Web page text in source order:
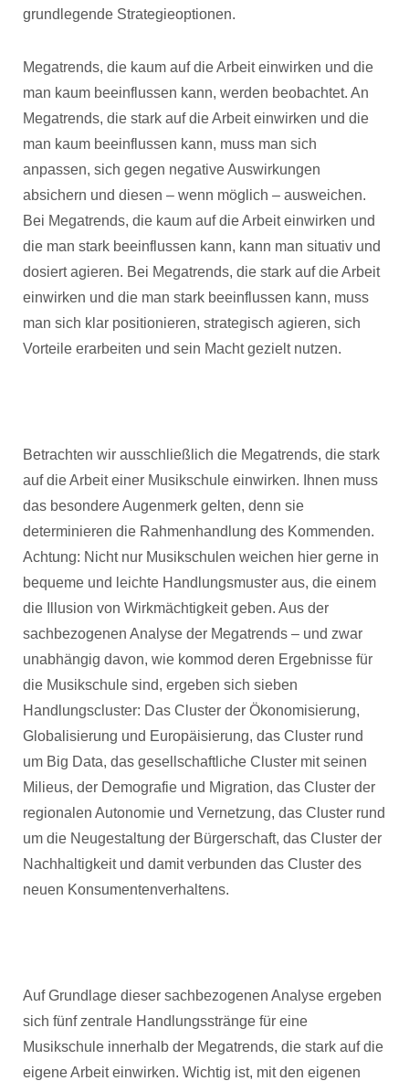
grundlegende Strategieoptionen.
Megatrends, die kaum auf die Arbeit einwirken und die
man kaum beeinflussen kann, werden beobachtet. An
Megatrends, die stark auf die Arbeit einwirken und die
man kaum beeinflussen kann, muss man sich
anpassen, sich gegen negative Auswirkungen
absichern und diesen – wenn möglich – ausweichen.
Bei Megatrends, die kaum auf die Arbeit einwirken und
die man stark beeinflussen kann, kann man situativ und
dosiert agieren. Bei Megatrends, die stark auf die Arbeit
einwirken und die man stark beeinflussen kann, muss
man sich klar positionieren, strategisch agieren, sich
Vorteile erarbeiten und sein Macht gezielt nutzen.
Betrachten wir ausschließlich die Megatrends, die stark
auf die Arbeit einer Musikschule einwirken. Ihnen muss
das besondere Augenmerk gelten, denn sie
determinieren die Rahmenhandlung des Kommenden.
Achtung: Nicht nur Musikschulen weichen hier gerne in
bequeme und leichte Handlungsmuster aus, die einem
die Illusion von Wirkmächtigkeit geben. Aus der
sachbezogenen Analyse der Megatrends – und zwar
unabhängig davon, wie kommod deren Ergebnisse für
die Musikschule sind, ergeben sich sieben
Handlungscluster: Das Cluster der Ökonomisierung,
Globalisierung und Europäisierung, das Cluster rund
um Big Data, das gesellschaftliche Cluster mit seinen
Milieus, der Demografie und Migration, das Cluster der
regionalen Autonomie und Vernetzung, das Cluster rund
um die Neugestaltung der Bürgerschaft, das Cluster der
Nachhaltigkeit und damit verbunden das Cluster des
neuen Konsumentenverhaltens.
Auf Grundlage dieser sachbezogenen Analyse ergeben
sich fünf zentrale Handlungsstränge für eine
Musikschule innerhalb der Megatrends, die stark auf die
eigene Arbeit einwirken. Wichtig ist, mit den eigenen